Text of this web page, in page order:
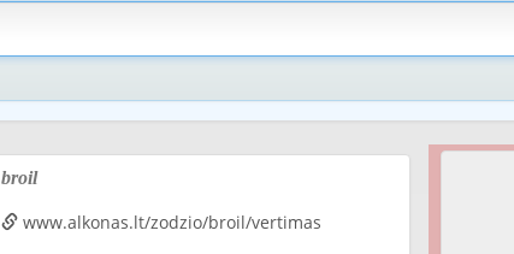
broil
www.alkonas.lt/zodzio/broil/vertimas